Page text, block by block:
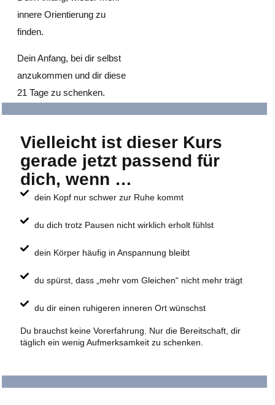
innere Orientierung zu
finden.
Dein Anfang, bei dir selbst
anzukommen und dir diese
21 Tage zu schenken.
Vielleicht ist dieser Kurs
gerade jetzt passend für
dich, wenn …
dein Kopf nur schwer zur Ruhe kommt
du dich trotz Pausen nicht wirklich erholt fühlst
dein Körper häufig in Anspannung bleibt
du spürst, dass „mehr vom Gleichen“ nicht mehr trägt
du dir einen ruhigeren inneren Ort wünschst
Du brauchst keine Vorerfahrung. Nur die Bereitschaft, dir
täglich ein wenig Aufmerksamkeit zu schenken.